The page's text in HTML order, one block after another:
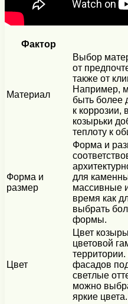
Фактор
Материал
Выбор
от
также от
Например,
быть более
к коррозии,
козырьки
теплоту к
Форма и
размер
Форма и
для
массивные
время как
выбрать
формы.
Цвет
Цвет
цветовой
фасадов
светлые
можно
яркие цвета.